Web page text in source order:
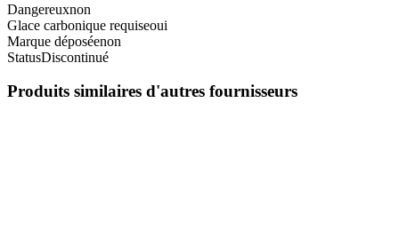
Dangereuxnon
Glace carbonique requiseoui
Marque déposéenon
StatusDiscontinué
Produits similaires d'autres fournisseurs